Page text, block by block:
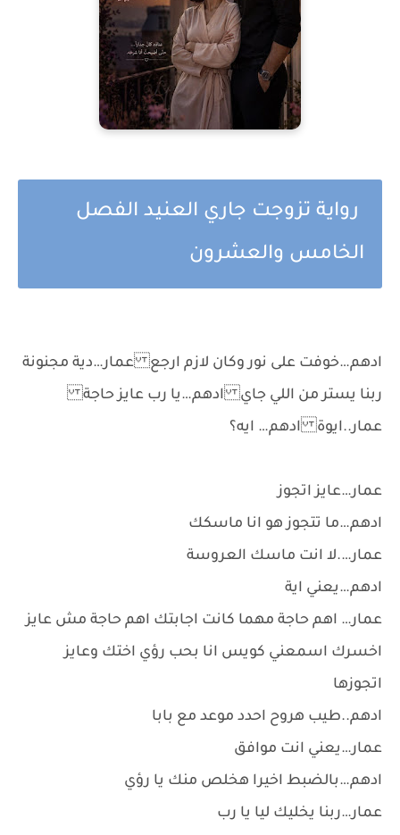
رواية تزوجت جاري العنيد الفصل
الخامس والعشرون
ادهم…خوفت على نور وكان لازم ارجع عمار…دية مجنونة
ربنا يستر من اللي جاي ادهم…يا رب عايز حاجة
عمار..ايوة ادهم… ايه؟
عمار…عايز اتجوز
ادهم…ما تتجوز هو انا ماسكك
عمار….لا انت ماسك العروسة
ادهم…يعني اية
عمار… اهم حاجة مهما كانت اجابتك اهم حاجة مش عايز
اخسرك اسمعني كويس انا بحب رؤي اختك وعايز
اتجوزها
ادهم..طيب هروح احدد موعد مع بابا
عمار…يعني انت موافق
ادهم…بالضبط اخيرا هخلص منك يا رؤي
عمار…ربنا يخليك ليا يا رب